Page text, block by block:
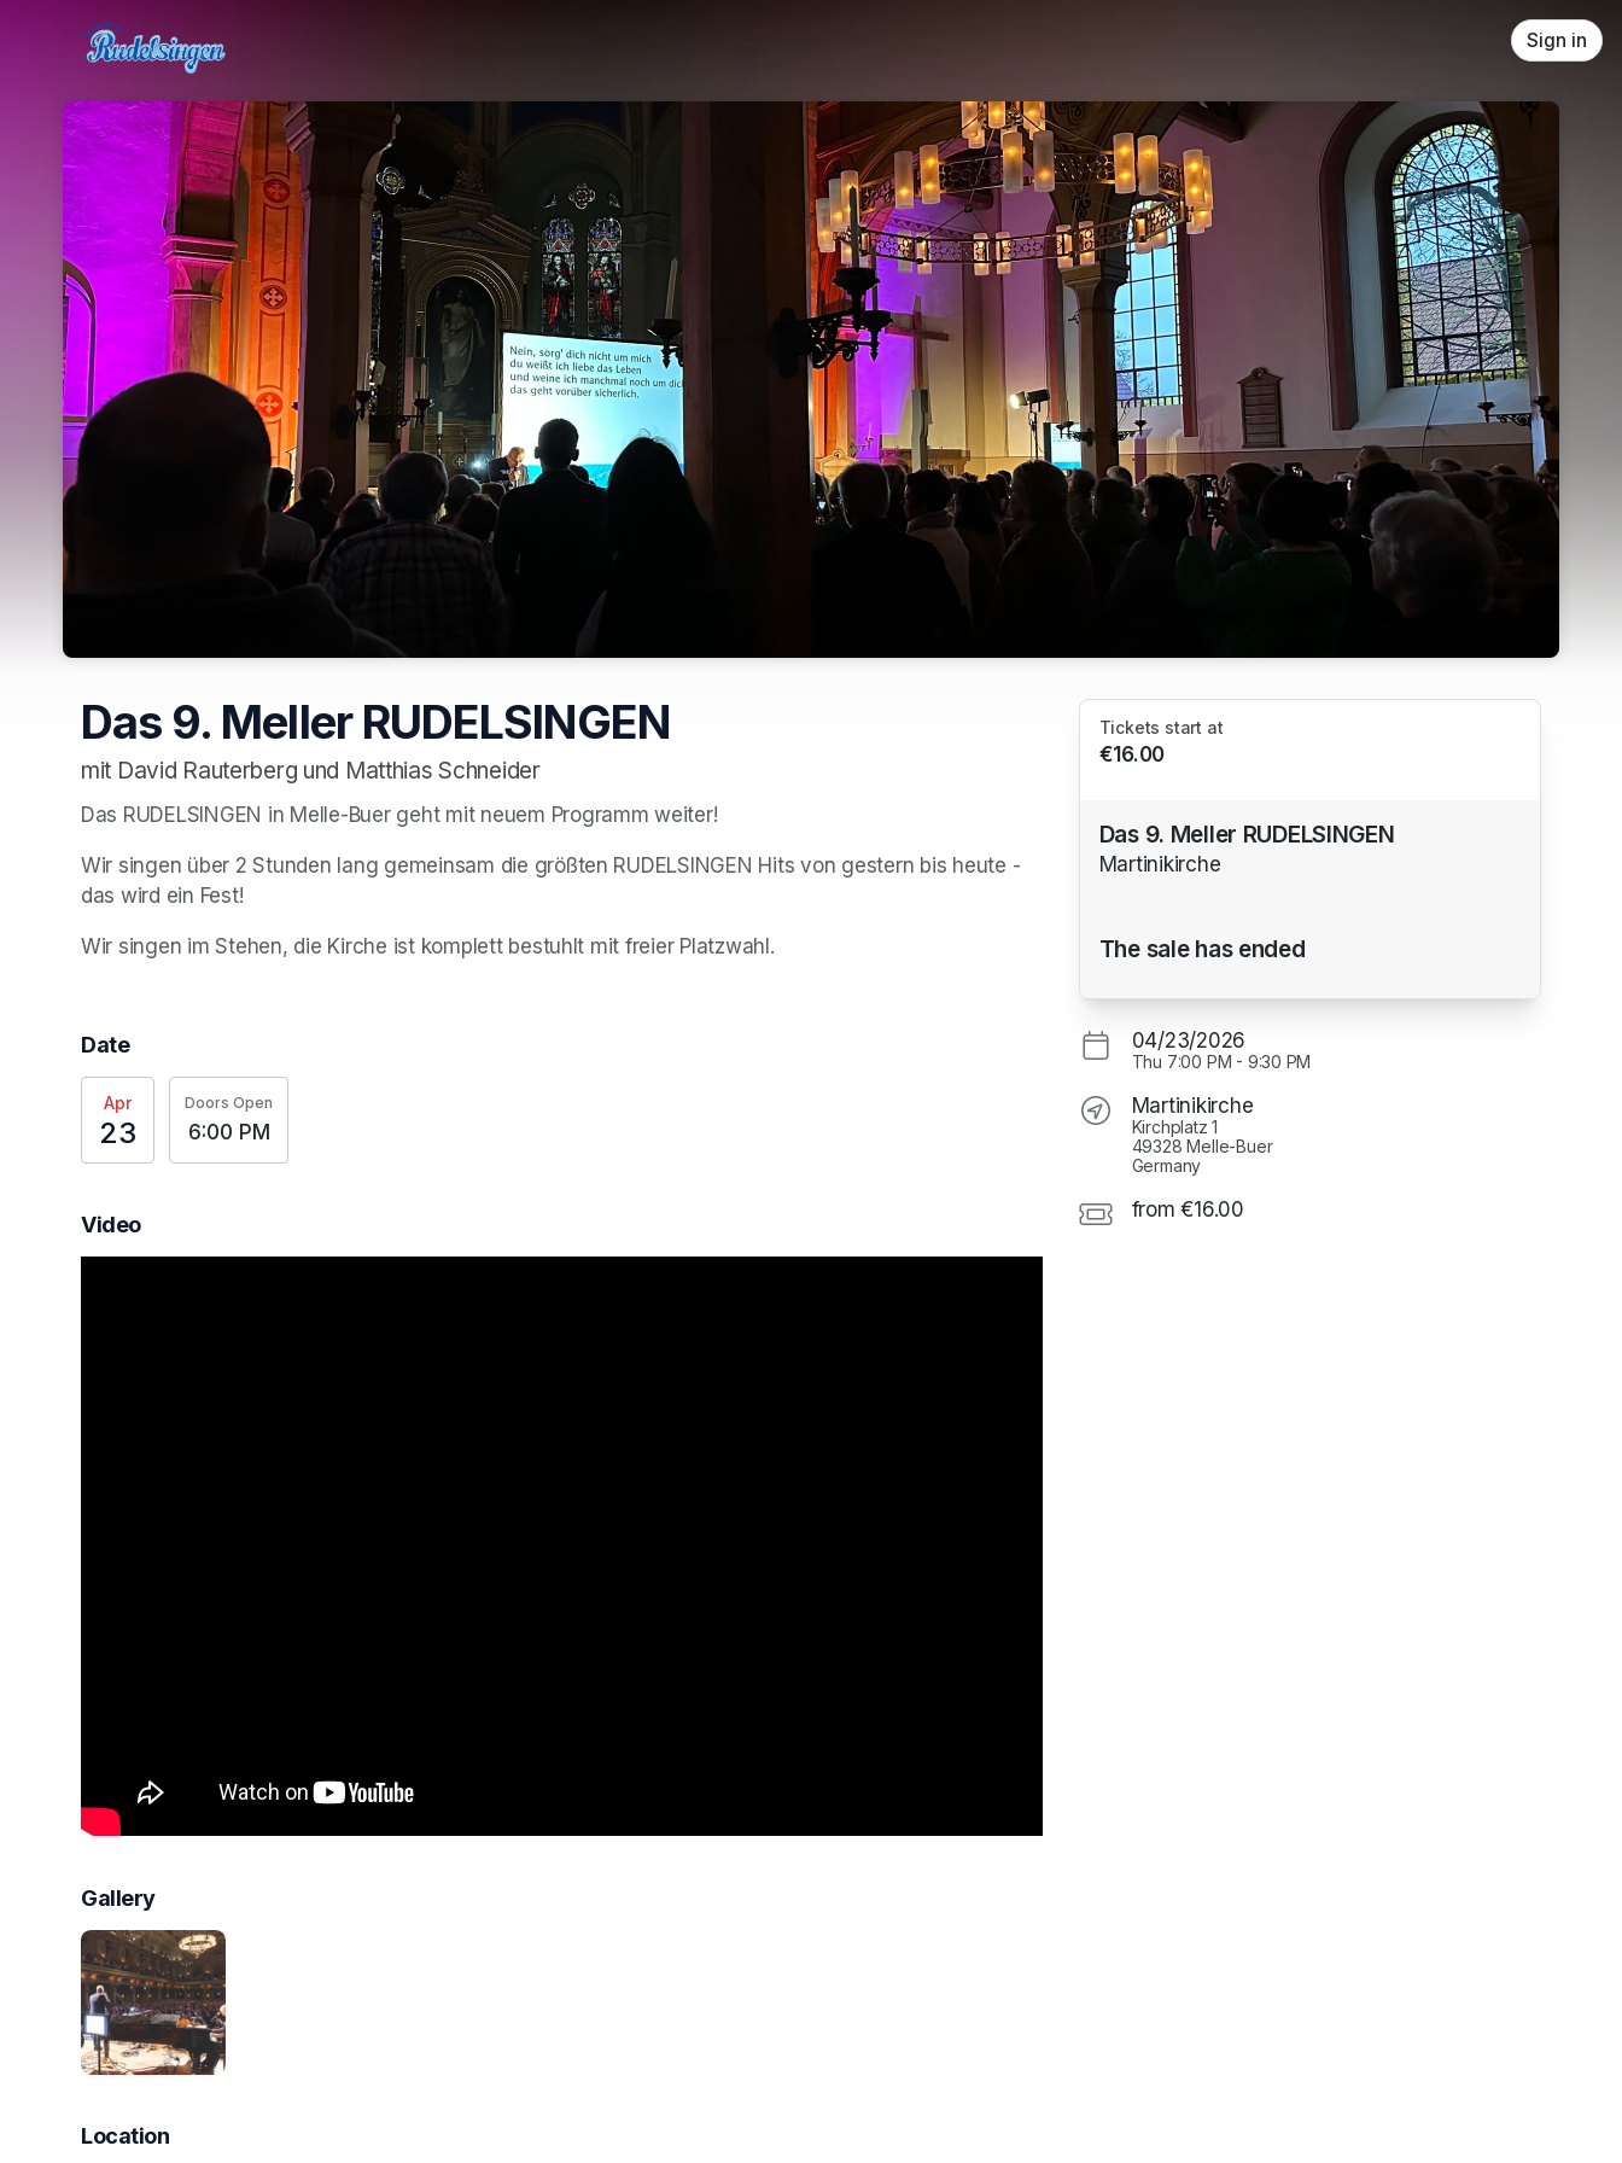
Skip header
Sign in
Das 9. Meller RUDELSINGEN
mit David Rauterberg und Matthias Schneider
Das RUDELSINGEN in Melle-Buer geht mit neuem Programm weiter!
Wir singen über 2 Stunden lang gemeinsam die größten RUDELSINGEN Hits von gestern bis heute -
das wird ein Fest!
Wir singen im Stehen, die Kirche ist komplett bestuhlt mit freier Platzwahl.
Date
Apr
23
Doors Open
6:00 PM
Video
Gallery
Location
Tickets start at
€16.00
Das 9. Meller RUDELSINGEN
Martinikirche
The sale has ended
04/23/2026
Thu 7:00 PM - 9:30 PM
Martinikirche
Kirchplatz 1
49328 Melle-Buer
Germany
from €16.00